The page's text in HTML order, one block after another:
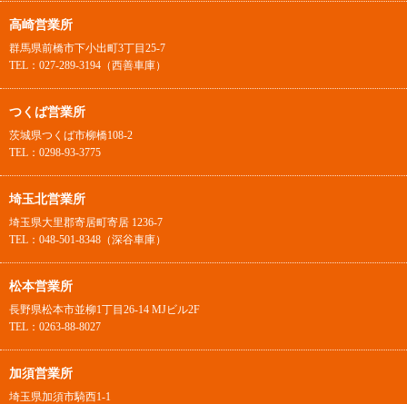
高崎営業所
群馬県前橋市下小出町3丁目25-7
TEL：027-289-3194（西善車庫）
つくば営業所
茨城県つくば市柳橋108-2
TEL：0298-93-3775
埼玉北営業所
埼玉県大里郡寄居町寄居 1236-7
TEL：048-501-8348（深谷車庫）
松本営業所
長野県松本市並柳1丁目26-14 MJビル2F
TEL：0263-88-8027
加須営業所
埼玉県加須市騎西1-1